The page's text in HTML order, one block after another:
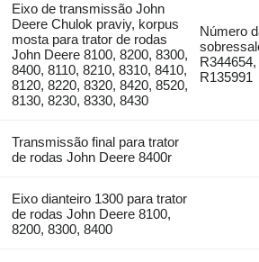
Eixo de transmissão John
Deere Chulok praviy, korpus
mosta para trator de rodas
John Deere 8100, 8200, 8300,
8400, 8110, 8210, 8310, 8410,
8120, 8220, 8320, 8420, 8520,
8130, 8230, 8330, 8430
Número
R135991
Transmissão final para trator
de rodas John Deere 8400r
Eixo dianteiro 1300 para trator
de rodas John Deere 8100,
8200, 8300, 8400